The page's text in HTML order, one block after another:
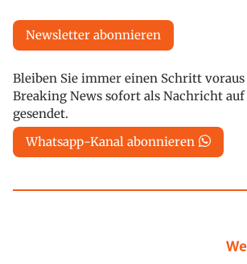
Newsletter abonnieren
Bleiben Sie immer einen Schritt
Breaking News sofort als Nachricht
gesendet.
Whatsapp-Kanal abonnieren